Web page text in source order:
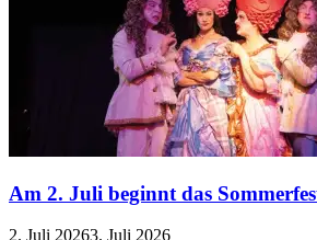
Am 2. Juli beginnt das
2. Juli 20263. Juli 2026